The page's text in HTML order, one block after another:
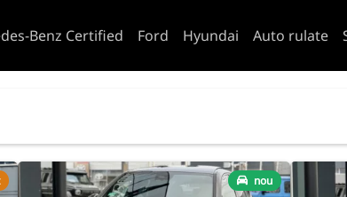
Benz Certified Ford Hyundai Auto rulate
nou